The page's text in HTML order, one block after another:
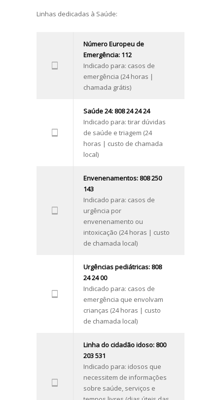
Linhas dedicadas à Saúde:
Número Europeu de
Emergência: 112
Indicado para: casos de
emergência (24 horas |
chamada grátis)
Saúde 24: 808 24 24 24
Indicado para: tirar dúvidas
de saúde e triagem (24
horas | custo de chamada
local)
Envenenamentos: 808 250
143
Indicado para: casos de
urgência por
envenenamento ou
intoxicação (24 horas | custo
de chamada local)
Urgências pediátricas: 808
24 24 00
Indicado para: casos de
emergência que envolvam
crianças (24 horas | custo
de chamada local)
Linha do cidadão idoso: 800
203 531
Indicado para: idosos que
necessitem de informações
sobre saúde, serviços e